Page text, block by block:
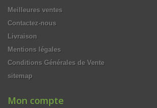
Meilleures ventes
Contactez-nous
Livraison
Mentions légales
Conditions Générales de Vente
sitemap
Mon compte